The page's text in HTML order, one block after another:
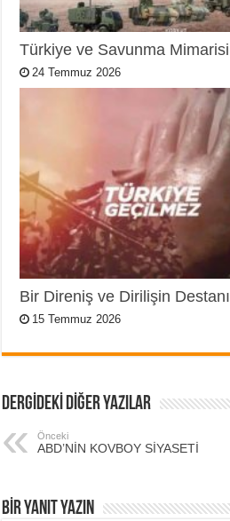
Türkiye ve Savunma Mimarisi
24 Temmuz 2026
Bir Direniş ve Dirilişin Destanı
15 Temmuz 2026
DERGİDEKİ DİĞER YAZILAR
Önceki
ABD’NİN KOVBOY SİYASETİ
BIR YANIT YAZIN